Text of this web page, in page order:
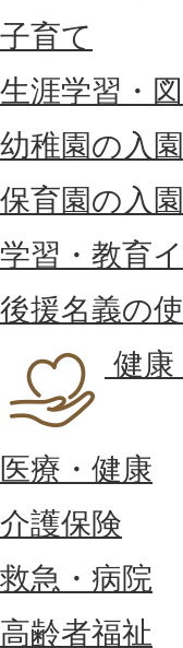
子育て
生涯学習・
幼稚園の入
保育園の入
学習・教育
後援名義の
健康
医療・健康
介護保険
救急・病院
高齢者福祉